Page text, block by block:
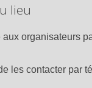
lieu
organisateurs
les contacter par